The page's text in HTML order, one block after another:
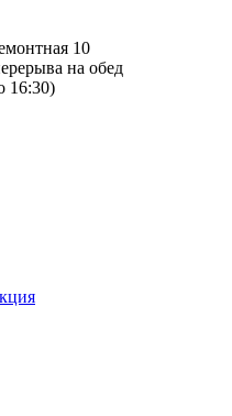
10
на обед
16:30)